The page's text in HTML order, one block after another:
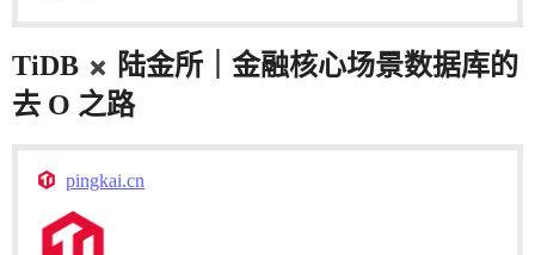
TiDB
陆金所｜金融核心场景数据库的
去 O 之路
pingkai.cn